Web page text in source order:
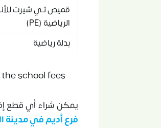
قميص تـي شيرت
الرياضية (PE)
بدلة رياضية
school fees.
يمكن شراء أي قطع
فرع أديم في مدينة